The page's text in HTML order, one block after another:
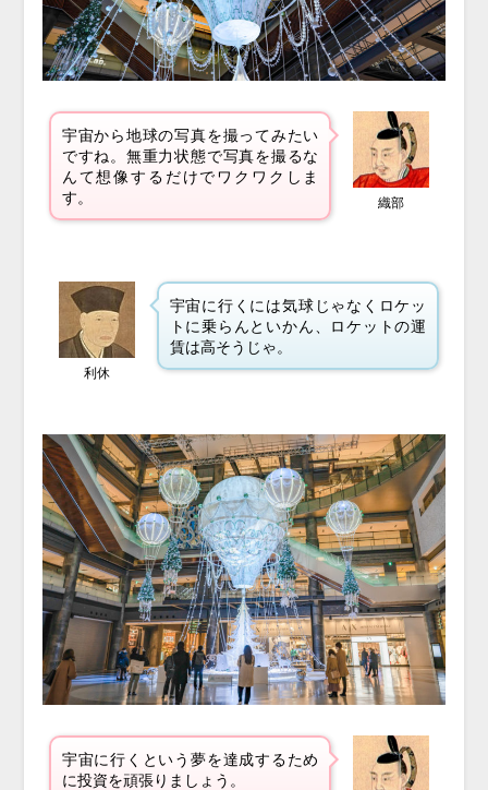
宇宙から地球の写真を撮ってみたい
ですね。無重力状態で写真を撮るな
んて想像するだけでワクワクしま
す。
織部
利休
宇宙に行くには気球じゃなくロケッ
トに乗らんといかん、 ロケットの運
賃は高そうじゃ。
宇宙に行くという夢を達成するため
に投資を頑張りましょう。